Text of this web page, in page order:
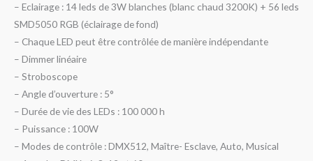
– Eclairage : 14 leds de 3W blanches (blanc chaud 3200K) + 56 leds
SMD5050 RGB (éclairage de fond)
– Chaque LED peut être contrôlée de manière indépendante
– Dimmer linéaire
– Stroboscope
– Angle d’ouverture : 5°
– Durée de vie des LEDs : 100 000 h
– Puissance : 100W
– Modes de contrôle : DMX512, Maître- Esclave, Auto, Musical